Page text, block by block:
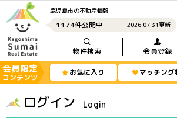
鹿児島市の不動産情報
1174件公開中 2026.07.31更新
物件検索 会員登録
会員限定
コンテンツ
お気に入り マッチング
ログイン Login